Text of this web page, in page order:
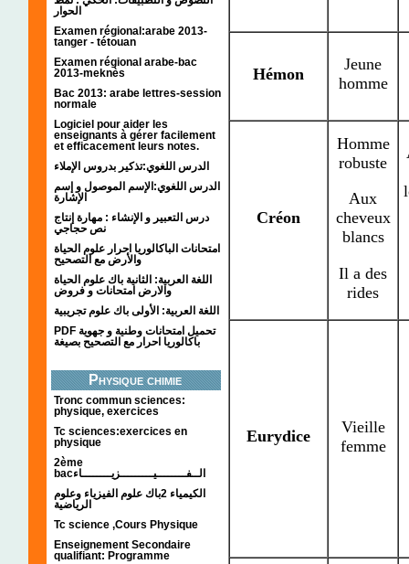
الحوار
Examen régional:arabe 2013-
tanger - tétouan
Examen régional arabe-bac
2013-meknès
Bac 2013: arabe lettres-session
normale
Logiciel pour aider les
enseignants à gérer facilement
et efficacement leurs notes.
الدرس اللغوي:تذكير بدروس الإملاء
الدرس اللغوي:الإسم الموصول و إسم
الإشارة
درس التعبير و الإنشاء : مهارة إنتاج
نص حجاجي
امتحانات الباكالوريا احرار علوم الحياة
والأرض مع التصحيح
اللغة العربية: الثانية باك علوم الحياة
والارض امتحانات و فروض
اللغة العربية: الأولى باك علوم تجريبية
PDF تحميل امتحانات وطنية و جهوية
باكالوريا احرار مع التصحيح بصيغة
Physique chimie
Tronc commun sciences:
physique, exercices
Tc sciences:exercices en
physique
2ème
bacالــفــــــــيـــــــــزيــــــــاء
الكيمياء 2باك علوم الفيزياء وعلوم
الرياضية
Tc science ,Cours Physique
Enseignement Secondaire
qualifiant: Programme
Hémon
Jeune
homme
Créon
Homme
robuste
Aux
cheveux
blancs
Il a des
rides
Eurydice
Vieille
femme